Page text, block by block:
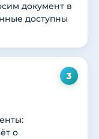
документ в
доступны
3
о